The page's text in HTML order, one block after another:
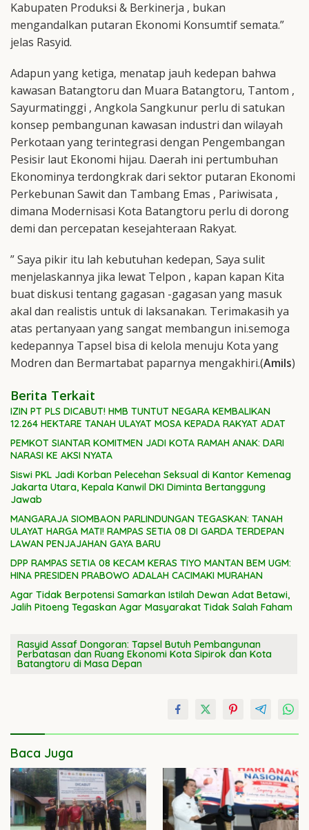
Kabupaten Produksi & Berkinerja , bukan
mengandalkan putaran Ekonomi Konsumtif semata.”
jelas Rasyid.
Adapun yang ketiga, menatap jauh kedepan bahwa
kawasan Batangtoru dan Muara Batangtoru, Tantom ,
Sayurmatinggi , Angkola Sangkunur perlu di satukan
konsep pembangunan kawasan industri dan wilayah
Perkotaan yang terintegrasi dengan Pengembangan
Pesisir laut Ekonomi hijau. Daerah ini pertumbuhan
Ekonominya terdongkrak dari sektor putaran Ekonomi
Perkebunan Sawit dan Tambang Emas , Pariwisata ,
dimana Modernisasi Kota Batangtoru perlu di dorong
demi dan percepatan kesejahteraan Rakyat.
” Saya pikir itu lah kebutuhan kedepan, Saya sulit
menjelaskannya jika lewat Telpon , kapan kapan Kita
buat diskusi tentang gagasan -gagasan yang masuk
akal dan realistis untuk di laksanakan. Terimakasih ya
atas pertanyaan yang sangat membangun ini.semoga
kedepannya Tapsel bisa di kelola menuju Kota yang
Modren dan Bermartabat paparnya mengakhiri.(Amils)
Berita Terkait
IZIN PT PLS DICABUT! HMB TUNTUT NEGARA KEMBALIKAN
12.264 HEKTARE TANAH ULAYAT MOSA KEPADA RAKYAT ADAT
PEMKOT SIANTAR KOMITMEN JADI KOTA RAMAH ANAK: DARI
NARASI KE AKSI NYATA
Siswi PKL Jadi Korban Pelecehan Seksual di Kantor Kemenag
Jakarta Utara, Kepala Kanwil DKI Diminta Bertanggung
Jawab
MANGARAJA SIOMBAON PARLINDUNGAN TEGASKAN: TANAH
ULAYAT HARGA MATI! RAMPAS SETIA 08 DI GARDA TERDEPAN
LAWAN PENJAJAHAN GAYA BARU
DPP RAMPAS SETIA 08 KECAM KERAS TIYO MANTAN BEM UGM:
HINA PRESIDEN PRABOWO ADALAH CACIMAKI MURAHAN
Agar Tidak Berpotensi Samarkan Istilah Dewan Adat Betawi,
Jalih Pitoeng Tegaskan Agar Masyarakat Tidak Salah Faham
Rasyid Assaf Dongoran: Tapsel Butuh Pembangunan
Perbatasan dan Ruang Ekonomi Kota Sipirok dan Kota
Batangtoru di Masa Depan
Baca Juga